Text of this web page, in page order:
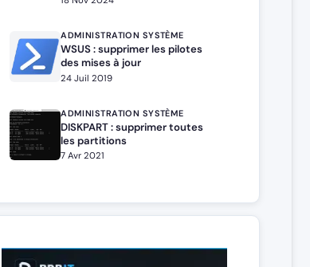
ADMINISTRATION SYSTÈME
WSUS : supprimer les pilotes
des mises à jour
24 Juil 2019
ADMINISTRATION SYSTÈME
DISKPART : supprimer toutes
les partitions
7 Avr 2021